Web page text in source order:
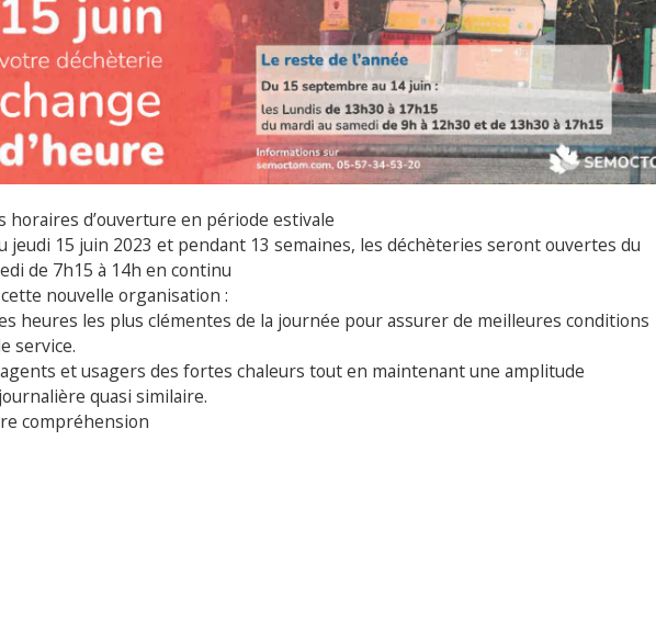
horaires d’ouverture en période estivale
jeudi 15 juin 2023 et pendant 13 semaines, les déchèteries seront ouvertes du
de 7h15 à 14h en continu
nouvelle organisation :
heures les plus clémentes de la journée pour assurer de meilleures conditions
service.
et usagers des fortes chaleurs tout en maintenant une amplitude
quasi similaire.
compréhension